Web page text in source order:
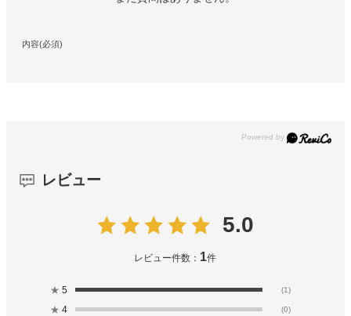
内容(必須)
レビュー
5.0
レビュー件数： 1件
★ 5 (1)
★ 4 (0)